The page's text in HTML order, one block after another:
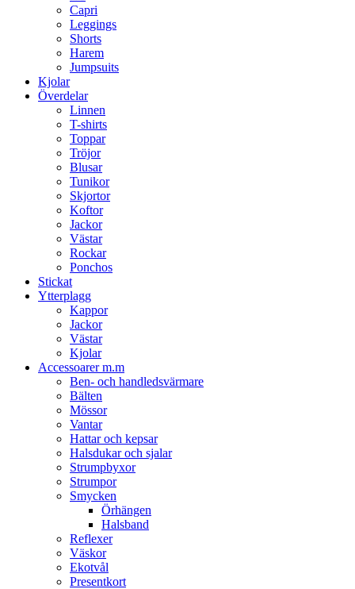
Capri
Leggings
Shorts
Harem
Jumpsuits
Kjolar
Överdelar
Linnen
T-shirts
Toppar
Tröjor
Blusar
Tunikor
Skjortor
Koftor
Jackor
Västar
Rockar
Ponchos
Stickat
Ytterplagg
Kappor
Jackor
Västar
Kjolar
Accessoarer m.m
Ben- och handledsvärmare
Bälten
Mössor
Vantar
Hattar och kepsar
Halsdukar och sjalar
Strumpbyxor
Strumpor
Smycken
Örhängen
Halsband
Reflexer
Väskor
Ekotvål
Presentkort